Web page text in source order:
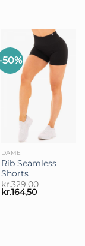
-50%
DAME
Rib Seamless
Shorts
kr.329,00
Den
oprindelige
kr.164,50Den